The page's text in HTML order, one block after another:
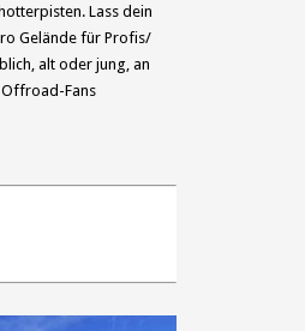
Lass dein
Gelände für Profis/
alt oder jung, an
Fans